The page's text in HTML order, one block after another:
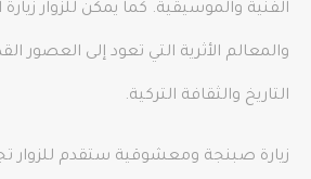
الفنية والموسيقية. كما يمكن للزوار
والمعالم الأثرية التي تعود إلى العصور
التاريخ والثقافة التركية.
زيارة صبنجة ومعشوقية ستقدم للزوار